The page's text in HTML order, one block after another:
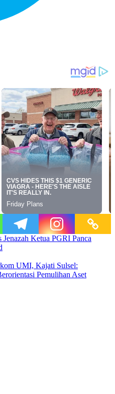
Ketua PGRI Panca
UMI, Kajati Sulsel:
Pemulihan Aset